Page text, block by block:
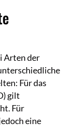
Arten der
Für das
gilt
Für
eine